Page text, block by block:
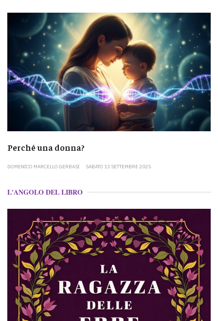
Perché una donna?
DOMENICO MARCELLO GERBASI SABATO 13 SETTEMBRE 2025
L'ANGOLO DEL LIBRO